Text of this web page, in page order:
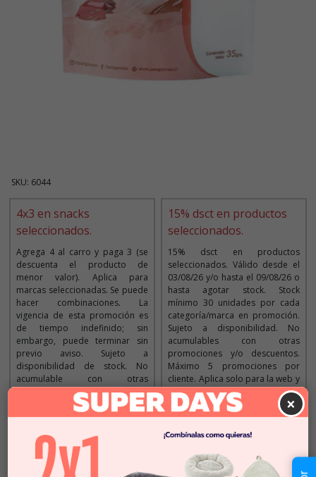
SKU: 6044
4x3 en snacks
seleccionados.
Agrega 4 al carro y paga 3 (se
descuenta el producto de
menor valor). Aplica para
marcas seleccionadas. Se puede
hacer combinaciones. La
vigencia de esta promoción es
de tiempo indefinido; sin
embargo, puede terminar sin
previo aviso. Sujeto a
disponibilidad de stock. No
acumulable con otras
promociones y/o descuentos.
Imágenes referenciales
15% dsct en productos
seleccionados.
15% dsct en productos
seleccionados. Válido desde el
03/08/26 y/o hasta el 09/08/26 o
hasta agotar stock. Stock
mínimo 30 unidades por cada
categoría/marca en promoción.
Sujeto a disponibilidad. No
acumulables con otras
promociones y/o descuentos.
Máximo 5 promociones por
cliente. Aplica solo para la web y
tiendas. Imágenes referenciales.
Descripción
×